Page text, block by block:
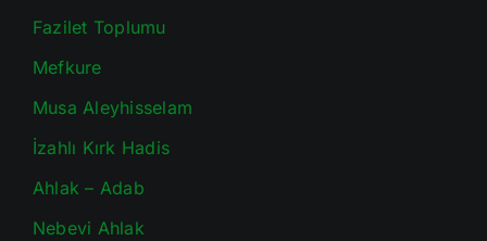
Fazilet Toplumu
Mefkure
Musa Aleyhisselam
İzahlı Kırk Hadis
Ahlak – Adab
Nebevi Ahlak